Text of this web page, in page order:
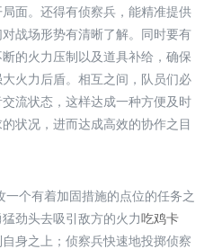
面。还得有侦察兵，能精准提供
战场形势有清晰了解。同时要有
的火力压制以及道具补给，确保
火力后盾。相互之间，队员们必
流状态，这样达成一种方便及时
状况，进而达成高效的协作之目
一个有着加固措施的点位的任务之
劲头去吸引敌方的火力 吃鸡卡
身之上；侦察兵快速地投掷侦察